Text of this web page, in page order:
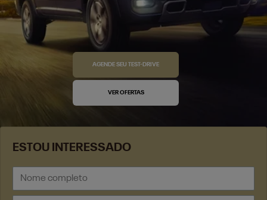
ESTOU INTERESSADO
AGENDE SEU TEST-DRIVE
VER OFERTAS